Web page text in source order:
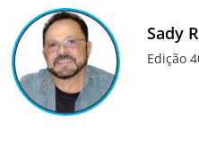
Sady
Edição